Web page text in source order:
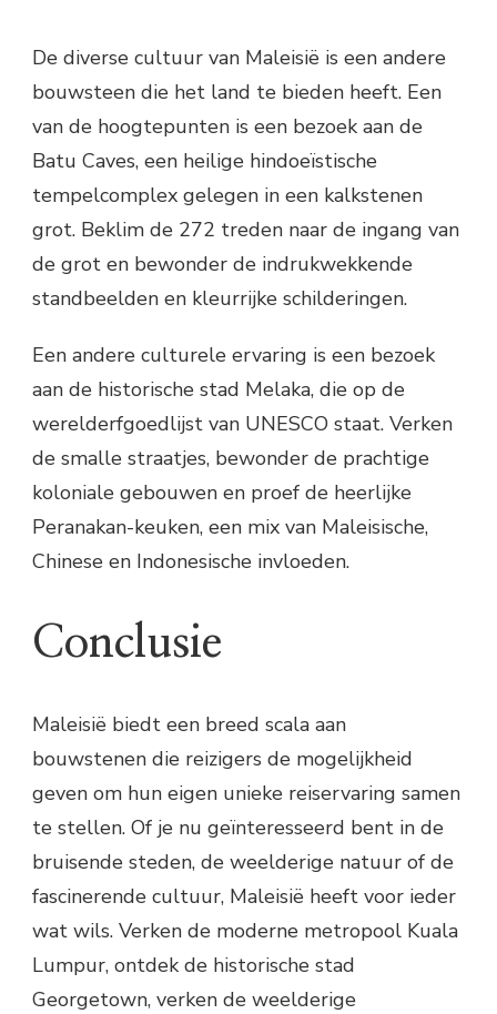
De diverse cultuur van Maleisië is een andere
bouwsteen die het land te bieden heeft. Een
van de hoogtepunten is een bezoek aan de
Batu Caves, een heilige hindoeïstische
tempelcomplex gelegen in een kalkstenen
grot. Beklim de 272 treden naar de ingang van
de grot en bewonder de indrukwekkende
standbeelden en kleurrijke schilderingen.
Een andere culturele ervaring is een bezoek
aan de historische stad Melaka, die op de
werelderfgoedlijst van UNESCO staat. Verken
de smalle straatjes, bewonder de prachtige
koloniale gebouwen en proef de heerlijke
Peranakan-keuken, een mix van Maleisische,
Chinese en Indonesische invloeden.
Conclusie
Maleisië biedt een breed scala aan
bouwstenen die reizigers de mogelijkheid
geven om hun eigen unieke reiservaring samen
te stellen. Of je nu geïnteresseerd bent in de
bruisende steden, de weelderige natuur of de
fascinerende cultuur, Maleisië heeft voor ieder
wat wils. Verken de moderne metropool Kuala
Lumpur, ontdek de historische stad
Georgetown, verken de weelderige